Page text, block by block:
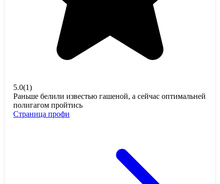
5.0(1)
Раньше белили известью гашеной, а сейчас оптимальней
полигагом пройтись
Страница профи